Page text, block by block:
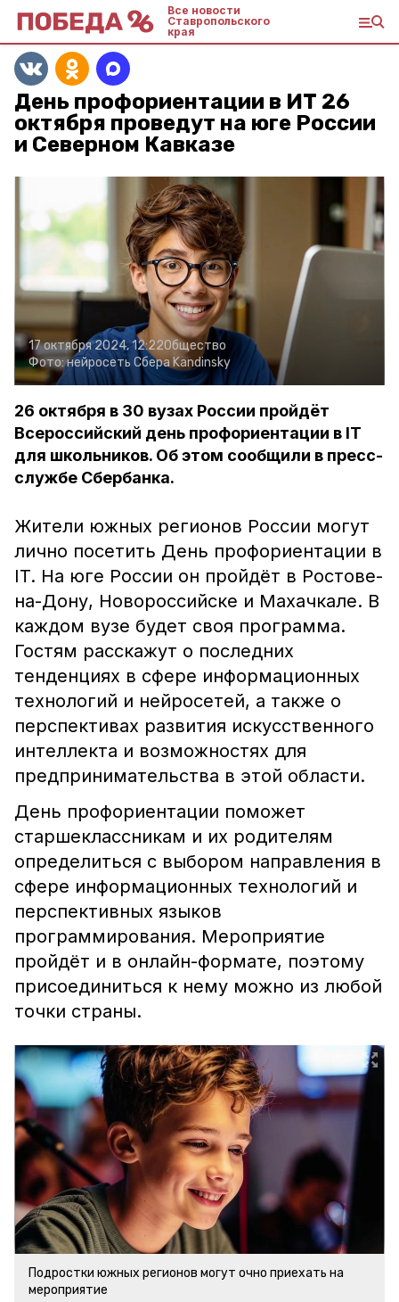
Все новости
Ставропольского
края
День профориентации в ИТ 26
октября проведут на юге России
и Северном Кавказе
17 октября 2024, 12:22Общество
Фото:нейросеть Сбера Kandinsky
26 октября в 30 вузах России пройдёт
Всероссийский день профориентации в IT
для школьников. Об этом сообщили в пресс-
службе Сбербанка.
Жители южных регионов России могут
лично посетить День профориентации в
IT. На юге России он пройдёт в Ростове-
на-Дону, Новороссийске и Махачкале. В
каждом вузе будет своя программа.
Гостям расскажут о последних
тенденциях в сфере информационных
технологий и нейросетей, а также о
перспективах развития искусственного
интеллекта и возможностях для
предпринимательства в этой области.
День профориентации поможет
старшеклассникам и их родителям
определиться с выбором направления в
сфере информационных технологий и
перспективных языков
программирования. Мероприятие
пройдёт и в онлайн-формате, поэтому
присоединиться к нему можно из любой
точки страны.
Подростки южных регионов могут очно приехать на
мероприятие